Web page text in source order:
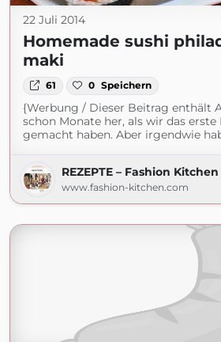
22 Juli 2014
Homemade sushi
maki
61 0 Speichern
{Werbung / Dieser Beitrag enthält
schon Monate her, als wir das erste
gemacht haben. Aber irgendwie
REZEPTE – Fashion Kitchen
www.fashion-kitchen.com